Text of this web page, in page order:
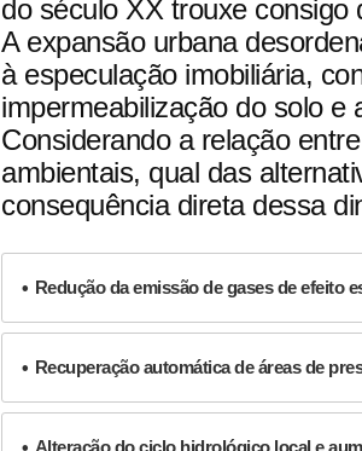
do século XX trouxe
A expansão urbana
à especulação imobiliária,
impermeabilização do solo e
Considerando a relação
ambientais, qual das
consequência direta dessa
Redução da emissão de gases de efeito
Recuperação automática de áreas de
Alteração do ciclo hidrológico local e